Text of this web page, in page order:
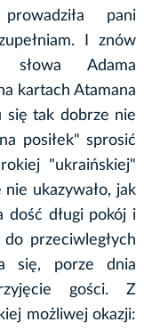
pani
I znów
słowa Adama
kartach Atamana
się tak dobrze nie
posiłek" sprosić
"ukraińskiej"
ukazywało, jak
dość długi pokój i
przeciwległych
się, porze dnia
gości. Z
możliwej okazji: